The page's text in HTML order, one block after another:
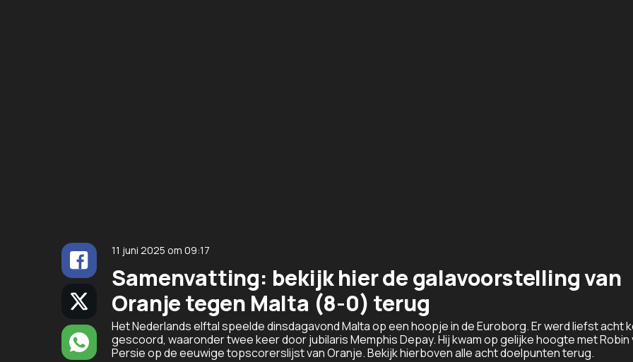
11 juni 2025 om 09:17
Samenvatting: bekijk hier de galavoorstelling van
Oranje tegen Malta (8-0) terug
Het Nederlands elftal speelde dinsdagavond Malta op een hoopje in de Euroborg. Er werd liefst acht
gescoord, waaronder twee keer door jubilaris Memphis Depay. Hij kwam op gelijke hoogte met Robin
Persie op de eeuwige topscorerslijst van Oranje. Bekijk hierboven alle acht doelpunten terug.